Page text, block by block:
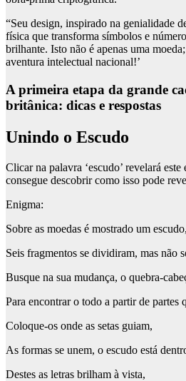
“Seu design, inspirado na genialidade
física que transforma símbolos e
brilhante. Isto não é apenas uma
aventura intelectual nacional!’
A primeira etapa da grande
britânica: dicas e respostas
Unindo o Escudo
Clicar na palavra ‘escudo’ revelará
consegue descobrir como isso pode
Enigma:
Sobre as moedas é mostrado um escudo,
Seis fragmentos se dividiram, mas não
Busque na sua mudança, o quebra-
Para encontrar o todo a partir de partes
Coloque-os onde as setas guiam,
As formas se unem, o escudo está
Destes as letras brilham à vista,